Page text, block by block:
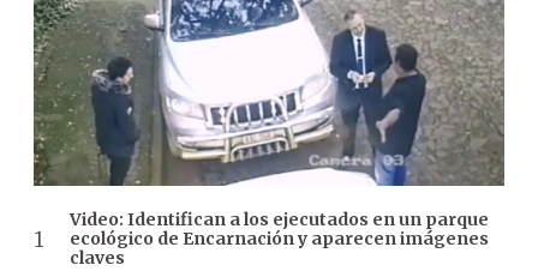
Video: Identifican a los ejecutados en un parque
ecológico de Encarnación y aparecen imágenes
claves